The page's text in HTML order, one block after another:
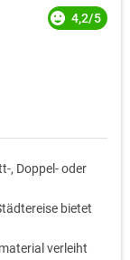
4,2/5
, Doppel- oder
bietet
verleiht